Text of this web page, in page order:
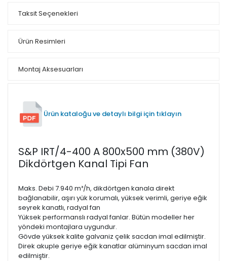
Taksit Seçenekleri
Ürün Resimleri
Montaj Aksesuarları
Ürün kataloğu ve detaylı bilgi için tıklayın
S&P IRT/4-400 A 800x500 mm (380V)
Dikdörtgen Kanal Tipi Fan
Maks. Debi 7.940 m³/h, dikdörtgen kanala direkt
bağlanabilir, aşırı yük korumalı, yüksek verimli, geriye eğik
seyrek kanatlı, radyal fan
Yüksek performanslı radyal fanlar. Bütün modeller her
yöndeki montajlara uygundur.
Gövde yüksek kalite galvaniz çelik sacdan imal edilmiştir.
Direk akuple geriye eğik kanatlar alüminyum sacdan imal
edilmiştir.